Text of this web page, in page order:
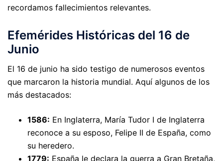
recordamos fallecimientos relevantes.
Efemérides Históricas del 16 de
Junio
El 16 de junio ha sido testigo de numerosos eventos
que marcaron la historia mundial. Aquí algunos de los
más destacados:
1586: En Inglaterra, María Tudor I de Inglaterra
reconoce a su esposo, Felipe II de España, como
su heredero.
1779: España le declara la guerra a Gran Bretaña,